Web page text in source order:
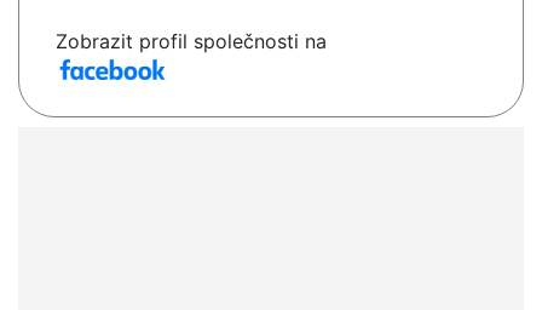
Zobrazit profil společnosti na